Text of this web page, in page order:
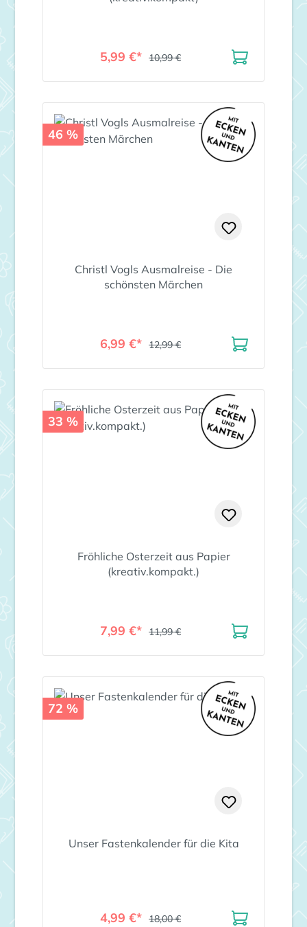
5,99 €* 10,99 €
46 %
Christl Vogls Ausmalreise - Die
schönsten Märchen
6,99 €* 12,99 €
33 %
Fröhliche Osterzeit aus Papier
(kreativ.kompakt.)
7,99 €* 11,99 €
72 %
Unser Fastenkalender für die Kita
4,99 €* 18,00 €